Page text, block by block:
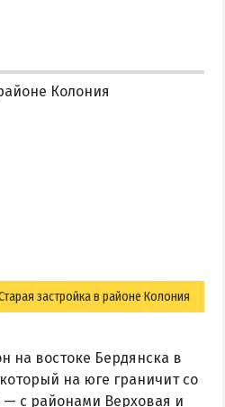
застройка в районе Колония
на востоке Бердянска в
на юге граничит со
— с районами Верховая и